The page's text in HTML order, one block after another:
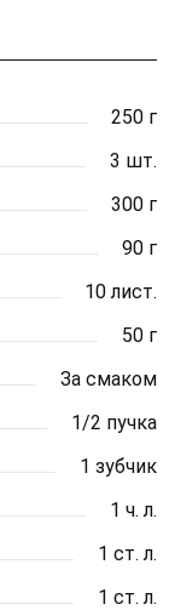
250 г
3 шт.
300 г
90 г
10 лист.
50 г
За смаком
1/2 пучка
1 зубчик
1 ч. л.
1 ст. л.
1 ст. л.